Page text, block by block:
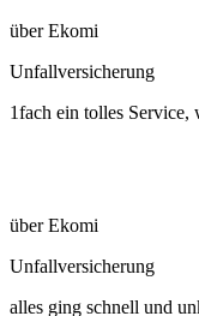
über Ekomi
Unfallversicherung
1fach ein tolles Service,
über Ekomi
Unfallversicherung
alles ging schnell und